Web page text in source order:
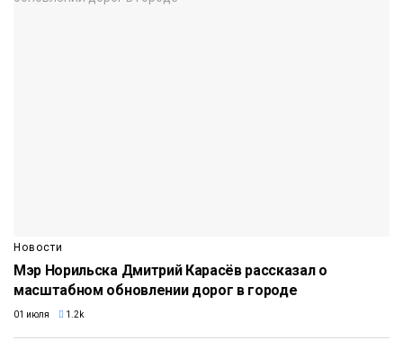
Новости
Мэр Норильска Дмитрий Карасёв рассказал о
масштабном обновлении дорог в городе
01 июля 1.2k